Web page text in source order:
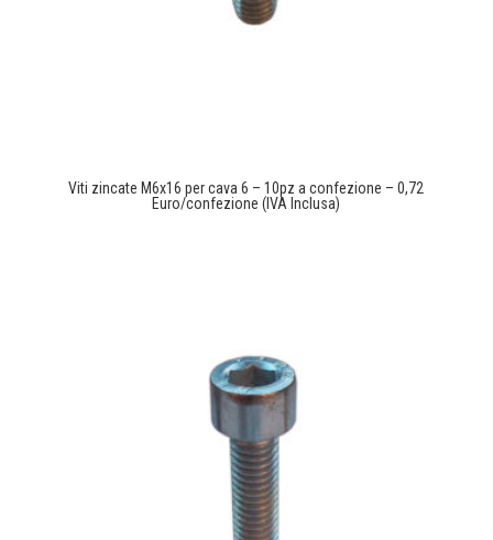
Viti zincate M6x16 per cava 6 – 10pz a confezione – 0,72
Euro/confezione (IVA Inclusa)